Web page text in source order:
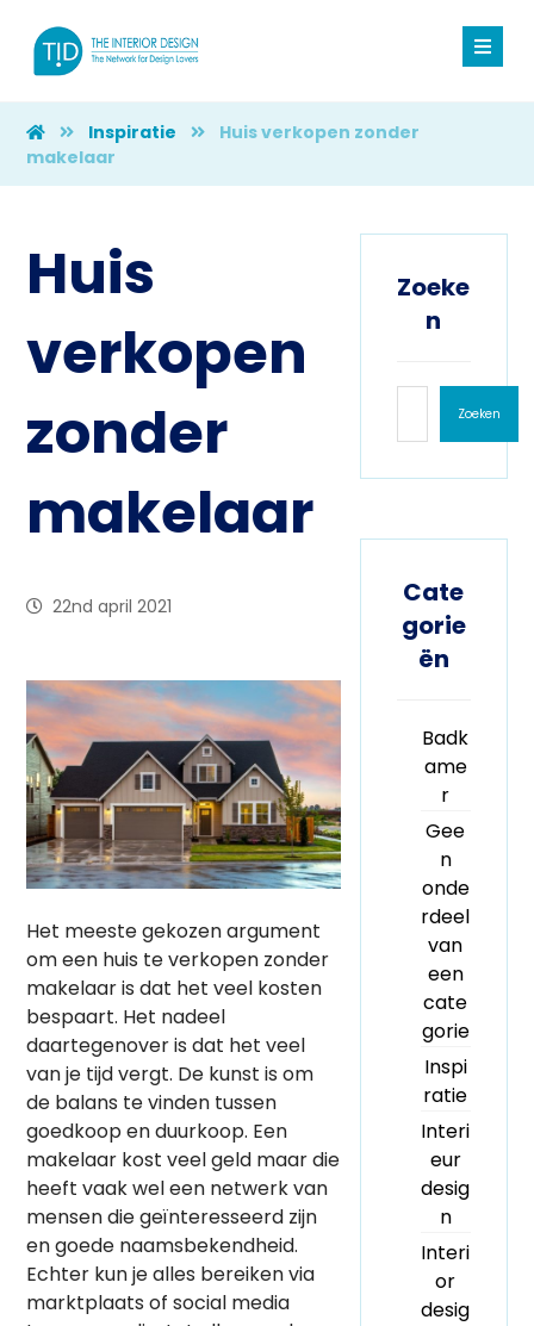
Inspiratie
Huis verkopen zonder
makelaar
Huis
verkopen
zonder
makelaar
22nd april 2021
Het meeste gekozen argument
om een huis te verkopen zonder
makelaar is dat het veel kosten
bespaart. Het nadeel
daartegenover is dat het veel
van je tijd vergt. De kunst is om
de balans te vinden tussen
goedkoop en duurkoop. Een
makelaar kost veel geld maar die
heeft vaak wel een netwerk van
mensen die geïnteresseerd zijn
en goede naamsbekendheid.
Echter kun je alles bereiken via
marktplaats of social media
Zoeke
n
Zoeken
Cate
gorie
ën
Badk
ame
r
Gee
n
onde
rdeel
van
een
cate
gorie
Inspi
ratie
Interi
eur
desig
n
Interi
or
desig